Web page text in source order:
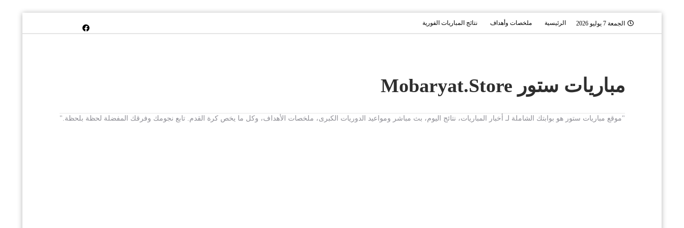
الجمعة 7 يوليو 2026 الرئيسية ملخصات وأهداف نتائج المباريات الفورية
مباريات ستور Mobaryat.Store
"موقع مباريات ستور هو بوابتك الشاملة لـ أخبار المباريات، نتائج اليوم، بث مباشر ومواعيد الدوريات الكبرى، ملخصات الأهداف، وكل ما يخص كرة القدم. تابع نجومك وفرقك المفضلة لحظة بلحظة."